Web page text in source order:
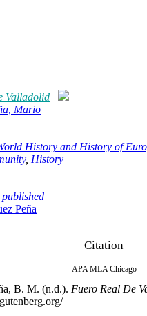
Valladolid
Mario
History and History of
, History
Peña
Citation
APA MLA Chicago
B. M. (n.d.). Fuero Real De